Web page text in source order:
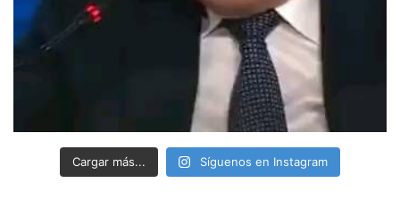
Cargar más... Síguenos en Instagram